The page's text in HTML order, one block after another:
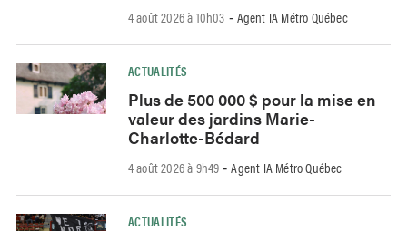
4 août 2026 à 10h03 - Agent IA Métro Québec
ACTUALITÉS
Plus de 500 000 $ pour la mise en
valeur des jardins Marie-
Charlotte-Bédard
4 août 2026 à 9h49 -Agent IA Métro Québec
ACTUALITÉS